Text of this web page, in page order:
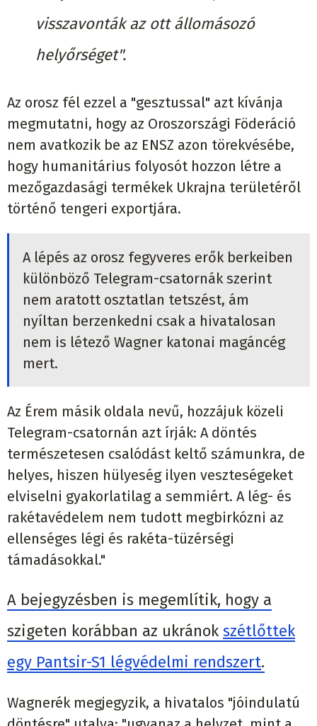
visszavonták az ott állomásozó
helyőrséget".
Az orosz fél ezzel a "gesztussal" azt kívánja
megmutatni, hogy az Oroszországi Föderáció
nem avatkozik be az ENSZ azon törekvésébe,
hogy humanitárius folyosót hozzon létre a
mezőgazdasági termékek Ukrajna területéről
történő tengeri exportjára.
A lépés az orosz fegyveres erők berkeiben
különböző Telegram-csatornák szerint
nem aratott osztatlan tetszést, ám
nyíltan berzenkedni csak a hivatalosan
nem is létező Wagner katonai magáncég
mert.
Az Érem másik oldala nevű, hozzájuk közeli
Telegram-csatornán azt írják: A döntés
természetesen csalódást keltő számunkra, de
helyes, hiszen hülyeség ilyen veszteségeket
elviselni gyakorlatilag a semmiért. A lég- és
rakétavédelem nem tudott megbirkózni az
ellenséges légi és rakéta-tüzérségi
támadásokkal."
A bejegyzésben is megemlítik, hogy a
szigeten korábban az ukránok szétlőttek
egy Pantsir-S1 légvédelmi rendszert.
Wagnerék megjegyzik, a hivatalos "jóindulatú